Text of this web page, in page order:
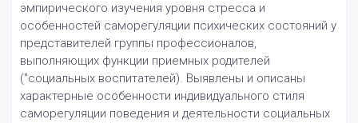
эмпирического изучения уровня стресса и
особенностей саморегуляции психических состояний у
представителей группы профессионалов,
выполняющих функции приемных родителей
("социальных воспитателей). Выявлены и описаны
характерные особенности индивидуального стиля
саморегуляции поведения и деятельности социальных